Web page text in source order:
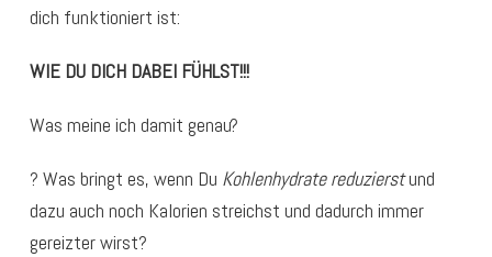
dich funktioniert ist:
WIE DU DICH DABEI FÜHLST!!!
Was meine ich damit genau?
? Was bringt es, wenn Du Kohlenhydrate reduzierstund
dazu auch noch Kalorien streichst und dadurch immer
gereizter wirst?